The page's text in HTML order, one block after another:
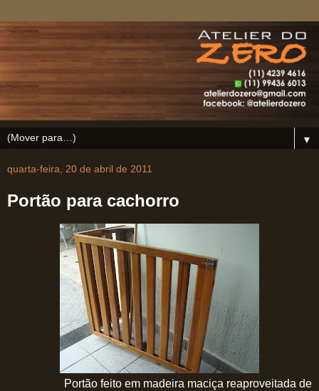
▼
quarta-feira, 20 de abril de 2011
Portão para cachorro
Portão feito em madeira maciça reaproveitada de